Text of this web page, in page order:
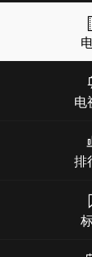
电
排